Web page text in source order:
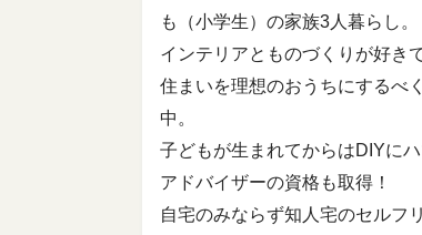
も（小学生）の家族3人暮らし。
インテリアとものづくりが好き
住まいを理想のおうちにするべ
中。
子どもが生まれてからはDIYに
アドバイザーの資格も取得！
自宅のみならず知人宅のセルフ